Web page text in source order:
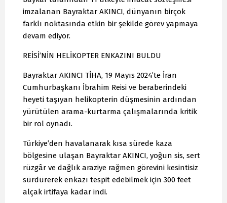
imzalanan Bayraktar AKINCI, dünyanın birçok
farklı noktasında etkin bir şekilde görev yapmaya
devam ediyor.
REİSİ’NİN HELİKOPTER ENKAZINI BULDU
Bayraktar AKINCI TİHA, 19 Mayıs 2024’te İran
Cumhurbaşkanı İbrahim Reisi ve beraberindeki
heyeti taşıyan helikopterin düşmesinin ardından
yürütülen arama-kurtarma çalışmalarında kritik
bir rol oynadı.
Türkiye’den havalanarak kısa sürede kaza
bölgesine ulaşan Bayraktar AKINCI, yoğun sis, sert
rüzgâr ve dağlık araziye rağmen görevini kesintisiz
sürdürerek enkazı tespit edebilmek için 300 feet
alçak irtifaya kadar indi.